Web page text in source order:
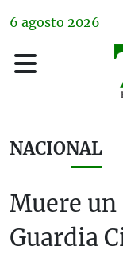
6 agosto 2026
NACIONAL
Muere un
Guardia